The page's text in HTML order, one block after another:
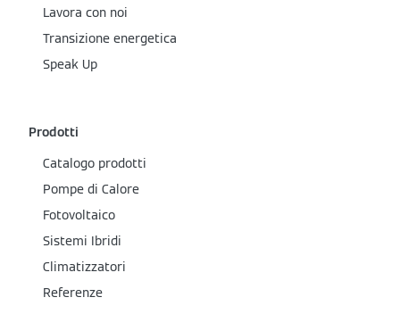
Lavora con noi
Transizione energetica
Speak Up
Prodotti
Catalogo prodotti
Pompe di Calore
Fotovoltaico
Sistemi Ibridi
Climatizzatori
Referenze